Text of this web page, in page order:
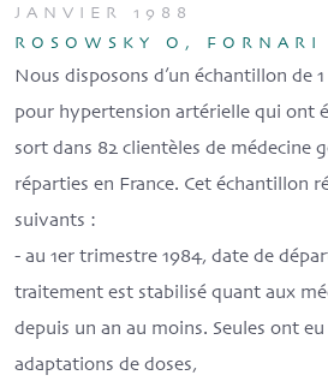
JANVIER 1988
ROSOWSKY O, FORNARI
Nous disposons d’un échantillon de
pour hypertension artérielle qui ont
sort dans 82 clientèles de médecine
réparties en France. Cet échantillon
suivants :
- au 1er trimestre 1984, date de
traitement est stabilisé quant aux
depuis un an au moins. Seules ont
adaptations de doses,